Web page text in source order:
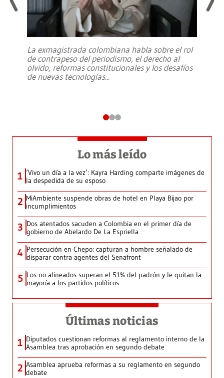
La exmagistrada colombiana habla sobre el rol
de contrapeso del periodismo, el derecho al
olvido, reformas constitucionales y los desafíos
de nuevas tecnologías...
Lo más leído
1 ‘Vivo un día a la vez’: Kayra Harding comparte imágenes de
la despedida de su esposo
2 MiAmbiente suspende obras de hotel en Playa Bijao por
incumplimientos
3 Dos atentados sacuden a Colombia en el primer día de
gobierno de Abelardo De La Espriella
4 Persecución en Chepo: capturan a hombre señalado de
disparar contra agentes del Senafront
5 Los no alineados superan el 51% del padrón y le quitan la
mayoría a los partidos políticos
Últimas noticias
1 Diputados cuestionan reformas al reglamento interno de la
Asamblea tras aprobación en segundo debate
2 Asamblea aprueba reformas a su reglamento en segundo
debate